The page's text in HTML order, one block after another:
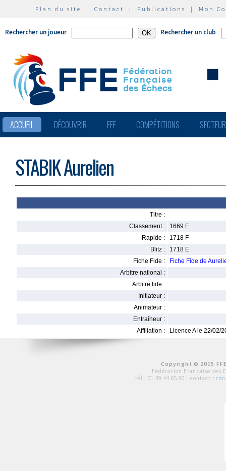
Plan du site | Contact | Publications | Mon
Rechercher un joueur Rechercher un club
ACCUEIL DÉCOUVRIR FFE COMPÉTITIONS
STABIK Aurelien
Titre :
Classement :
1669 F
Rapide :
1718 F
Blitz :
1718 E
Fiche Fide :
Fiche Fide de
Arbitre national :
Arbitre fide :
Initiateur :
Animateur :
Entraîneur :
Affiliation :
Licence A le 22/02/
Copyright © 2015
Fédération Française des
tél : 01 39 44 65 80 | contact :